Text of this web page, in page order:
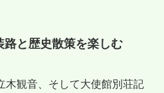
路と歴史散策を楽しむ
木観音、そして大使館別荘記